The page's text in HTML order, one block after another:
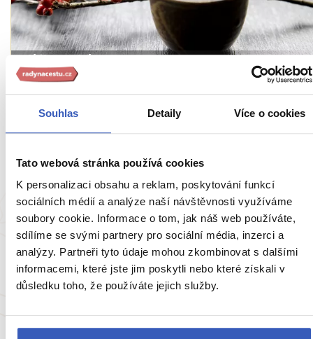
Souhlas Detaily Více o cookies
Tato webová stránka používá cookies
K personalizaci obsahu a reklam, poskytování funkcí
sociálních médií a analýze naší návštěvnosti využíváme
soubory cookie. Informace o tom, jak náš web používáte,
sdílíme se svými partnery pro sociální média, inzerci a
analýzy. Partneři tyto údaje mohou zkombinovat s dalšími
informacemi, které jste jim poskytli nebo které získali v
důsledku toho, že používáte jejich služby.
Alkohol v Japonsku: první, druhé i třetí pivo,
proslulé rýžové víno a whisky, která se
10592 přečtení
Nepropásněte